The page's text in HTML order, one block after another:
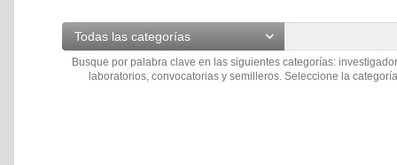
Todas las categorías
Busque por palabra clave en las siguientes categorías:
laboratorios, convocatorias y semilleros. Seleccione la